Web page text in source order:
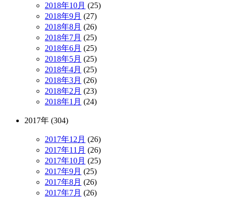
2018年10月 (25)
2018年9月 (27)
2018年8月 (26)
2018年7月 (25)
2018年6月 (25)
2018年5月 (25)
2018年4月 (25)
2018年3月 (26)
2018年2月 (23)
2018年1月 (24)
2017年 (304)
2017年12月 (26)
2017年11月 (26)
2017年10月 (25)
2017年9月 (25)
2017年8月 (26)
2017年7月 (26)